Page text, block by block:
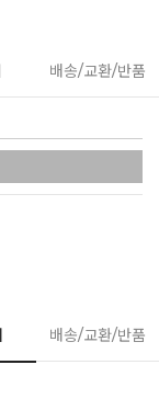
배송/교환/반품
배송/교환/반품